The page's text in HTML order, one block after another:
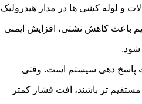
و لوله کشی ها در مدار هیدرولیک
باعث کاهش نشتی، افزایش ایمنی
شود.
پاسخ دهی سیستم است. وقتی
تر باشند، افت فشار کمتر